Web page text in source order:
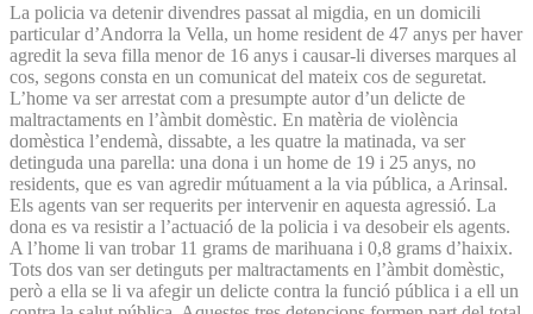
La policia va detenir divendres passat al migdia, en un domicili
particular d’Andorra la Vella, un home resident de 47 anys per haver
agredit la seva filla menor de 16 anys i causar-li diverses marques al
cos, segons consta en un comunicat del mateix cos de seguretat.
L’home va ser arrestat com a presumpte autor d’un delicte de
maltractaments en l’àmbit domèstic. En matèria de violència
domèstica l’endemà, dissabte, a les quatre la matinada, va ser
detinguda una parella: una dona i un home de 19 i 25 anys, no
residents, que es van agredir mútuament a la via pública, a Arinsal.
Els agents van ser requerits per intervenir en aquesta agressió. La
dona es va resistir a l’actuació de la policia i va desobeir els agents.
A l’home li van trobar 11 grams de marihuana i 0,8 grams d’haixix.
Tots dos van ser detinguts per maltractaments en l’àmbit domèstic,
però a ella se li va afegir un delicte contra la funció pública i a ell un